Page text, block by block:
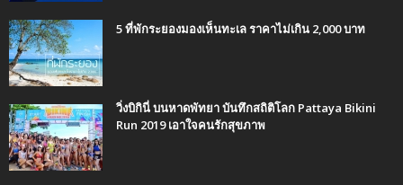
5 ที่พักระยองมองเห็นทะเล ราคาไม่เกิน 2,000 บาท
วิ่งบิกินี่ บนหาดพัทยา บันทึกสถิติโลก Pattaya Bikini
Run 2019 เอาใจคนรักสุขภาพ